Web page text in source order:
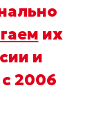
их
и
2006